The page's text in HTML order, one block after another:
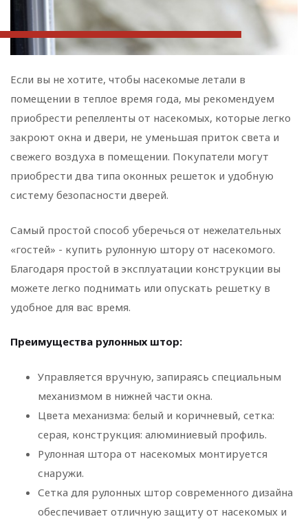
Если вы не хотите, чтобы насекомые летали в
помещении в теплое время года, мы рекомендуем
приобрести репелленты от насекомых, которые легко
закроют окна и двери, не уменьшая приток света и
свежего воздуха в помещении. Покупатели могут
приобрести два типа оконных решеток и удобную
систему безопасности дверей.
Самый простой способ уберечься от нежелательных
«гостей» - купить рулонную штору от насекомого.
Благодаря простой в эксплуатации конструкции вы
можете легко поднимать или опускать решетку в
удобное для вас время.
Преимущества рулонных штор:
Управляется вручную, запираясь специальным
механизмом в нижней части окна.
Цвета механизма: белый и коричневый, сетка:
серая, конструкция: алюминиевый профиль.
Рулонная штора от насекомых монтируется
снаружи.
Сетка для рулонных штор современного дизайна
обеспечивает отличную защиту от насекомых и